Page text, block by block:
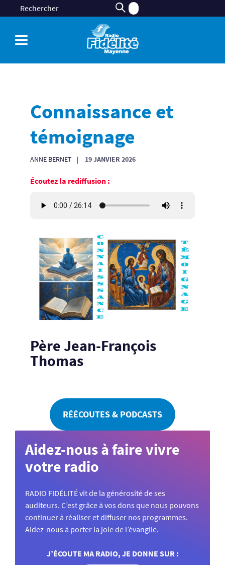
Connaissance et
témoignage
ANNE BERNET 19 JANVIER 2026
Écoutez la rediffusion :
Père Jean-François
Thomas
RÉÉCOUTES & PODCASTS
Aidez-nous à faire vivre
votre radio
RADIO FIDÉLITÉ vit de la générosité de ses
auditeurs. C’est grâce à vos dons que nous pouvons
continuer à réaliser et diffuser nos programmes.
Aidez-nous à porter la joie de l’évangile.
J’ÉCOUTE MA RADIO, JE DONNE SUR :